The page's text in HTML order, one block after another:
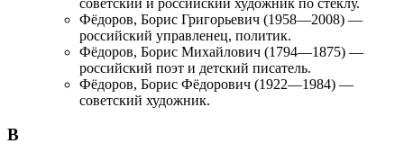
Фёдоров, Борис Григорьевич (1958—2008) —
российский управленец, политик.
Фёдоров, Борис Михайлович (1794—1875) —
российский поэт и детский писатель.
Фёдоров, Борис Фёдорович (1922—1984) —
советский художник.
В